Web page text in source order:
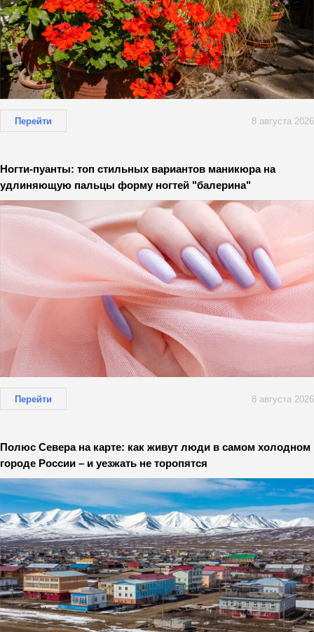
Перейти 8 августа 2026
Ногти-пуанты: топ стильных вариантов маникюра на
удлиняющую пальцы форму ногтей "балерина"
Перейти 8 августа 2026
Полюс Севера на карте: как живут люди в самом холодном
городе России – и уезжать не торопятся